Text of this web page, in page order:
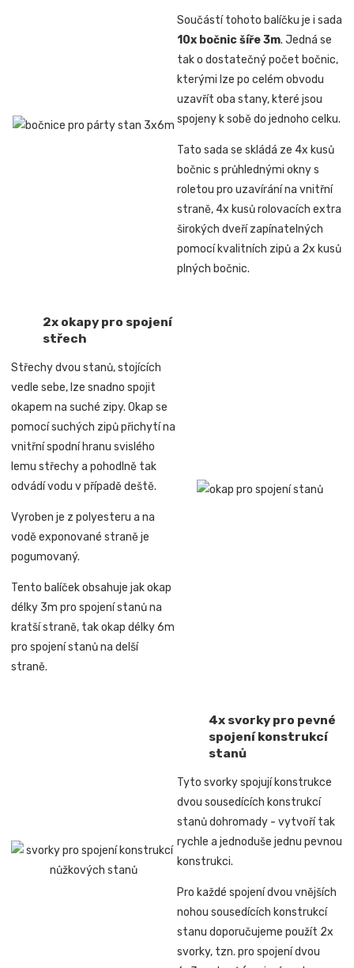
Součástí tohoto balíčku je i sada
10x bočnic šíře 3m. Jedná se
tak o dostatečný počet bočnic,
kterými lze po celém obvodu
uzavřít oba stany, které jsou
spojeny k sobě do jednoho celku.
Tato sada se skládá ze 4x kusů
bočnic s průhlednými okny s
roletou pro uzavírání na vnitřní
straně, 4x kusů rolovacích extra
širokých dveří zapínatelných
pomocí kvalitních zipů a 2x kusů
plných bočnic.
2x okapy pro spojení
střech
Střechy dvou stanů, stojících
vedle sebe, lze snadno spojit
okapem na suché zipy. Okap se
pomocí suchých zipů přichytí na
vnitřní spodní hranu svislého
lemu střechy a pohodlně tak
odvádí vodu v případě deště.
Vyroben je z polyesteru a na
vodě exponované straně je
pogumovaný.
Tento balíček obsahuje jak okap
délky 3m pro spojení stanů na
kratší straně, tak okap délky 6m
pro spojení stanů na delší
straně.
4x svorky pro pevné
spojení konstrukcí
stanů
Tyto svorky spojují konstrukce
dvou sousedících konstrukcí
stanů dohromady - vytvoří tak
rychle a jednoduše jednu pevnou
konstrukci.
Pro každé spojení dvou vnějších
nohou sousedících konstrukcí
stanu doporučujeme použít 2x
svorky, tzn. pro spojenídvou